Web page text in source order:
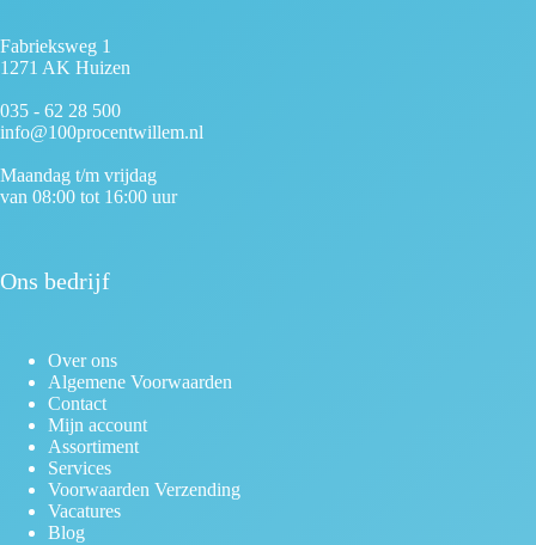
Fabrieksweg 1
1271 AK Huizen
035 - 62 28 500
info@100procentwillem.nl
Maandag t/m vrijdag
van 08:00 tot 16:00 uur
Ons bedrijf
Over ons
Algemene Voorwaarden
Contact
Mijn account
Assortiment
Services
Voorwaarden Verzending
Vacatures
Blog